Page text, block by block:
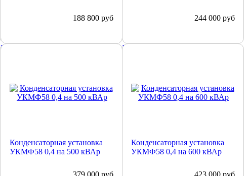
188 800 руб 244 000 руб
Конденсаторная установка
УКМФ58 0,4 на 500 кВАр
379 000 руб
Подробнее
Конденсаторная установка
УКМФ58 0,4 на 600 кВАр
423 000 руб
Подробнее